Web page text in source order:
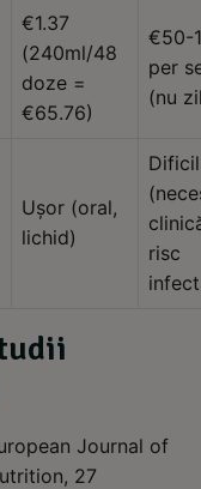
€1.37
(240ml/48
doze =
€65.76)
€50-
per
(nu
Ușor (oral,
lichid)
Dificil
risc
Journal of
27